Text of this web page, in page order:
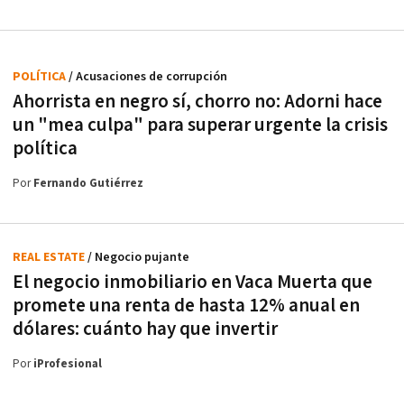
Ahorrista en negro sí, chorro no: Adorni hace
un "mea culpa" para superar urgente la crisis
política
POLÍTICA/ Acusaciones de corrupción
PorFernando Gutiérrez
El negocio inmobiliario en Vaca Muerta que
promete una renta de hasta 12% anual en
dólares: cuánto hay que invertir
REAL ESTATE/ Negocio pujante
PoriProfesional